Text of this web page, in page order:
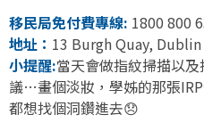
移民局免付費專線: 1800 800
地址： 13 Burgh Quay,
小提醒:當天會做指紋掃描以
議…畫個淡妝，學姊的那張
都想找個洞鑽進去😞